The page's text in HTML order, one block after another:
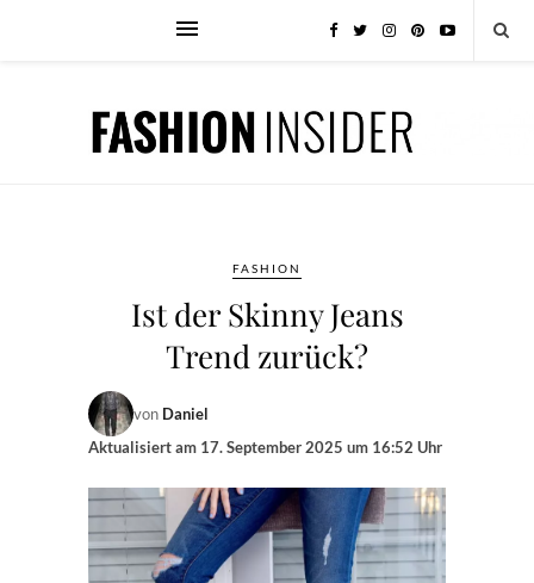
FASHION
Ist der Skinny Jeans
Trend zurück?
von Daniel
Aktualisiert am 17. September 2025 um 16:52 Uhr